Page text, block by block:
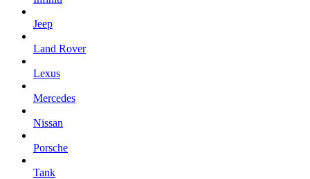
Jeep
Land Rover
Lexus
Mercedes
Nissan
Porsche
Tank